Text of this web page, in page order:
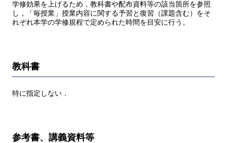
学修効果を上げるため，教科書や配布資料等の該当箇所を参照
し，「毎授業」授業内容に関する予習と復習（課題含む）をそ
れぞれ本学の学修規程で定められた時間を目安に行う。
教科書
特に指定しない．
参考書、講義資料等